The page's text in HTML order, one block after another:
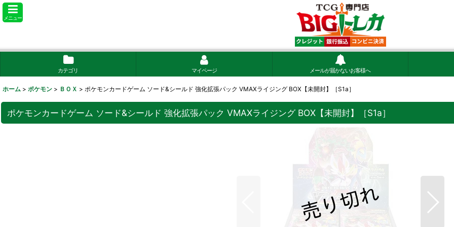
メニュー
カテゴリ マイページ メールが届かないお客様へ
ホーム > ポケモン > ＢＯＸ > ポケモンカードゲーム ソード&シールド 強化拡張パック VMAXライジング BOX【未開封】［S1a］
ポケモンカードゲーム ソード&シールド 強化拡張パック VMAXライジング BOX【未開封】［S1a］